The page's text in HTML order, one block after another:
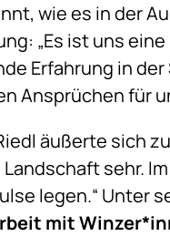
wie es in der
„Es ist uns
Erfahrung in
Ansprüchen für
äußerte sich
sehr.
legen.“ Unter
mit